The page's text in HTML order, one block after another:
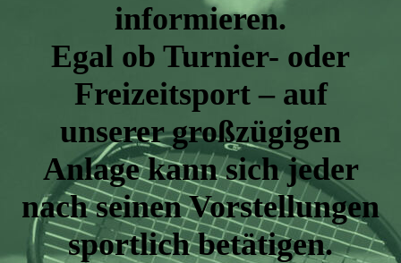
informieren.
Egal ob Turnier- oder
Freizeitsport – auf
unserer großzügigen
Anlage kann sich jeder
nach seinen Vorstellungen
sportlich betätigen.